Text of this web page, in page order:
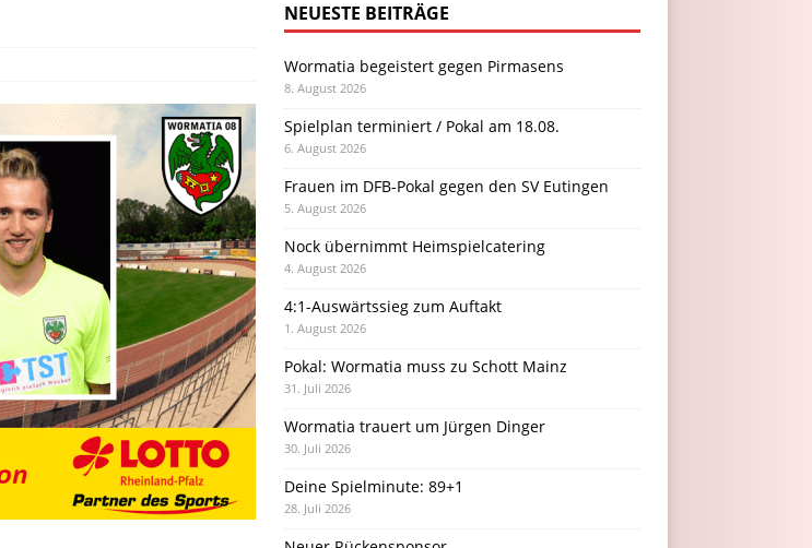
NEUESTE BEITRÄGE
Wormatia begeistert gegen Pirmasens
8. August 2026
Spielplan terminiert / Pokal am 18.08.
6. August 2026
Frauen im DFB-Pokal gegen den SV Eutingen
5. August 2026
Nock übernimmt Heimspielcatering
4. August 2026
4:1-Auswärtssieg zum Auftakt
1. August 2026
Pokal: Wormatia muss zu Schott Mainz
31. Juli 2026
Wormatia trauert um Jürgen Dinger
30. Juli 2026
Deine Spielminute: 89+1
28. Juli 2026